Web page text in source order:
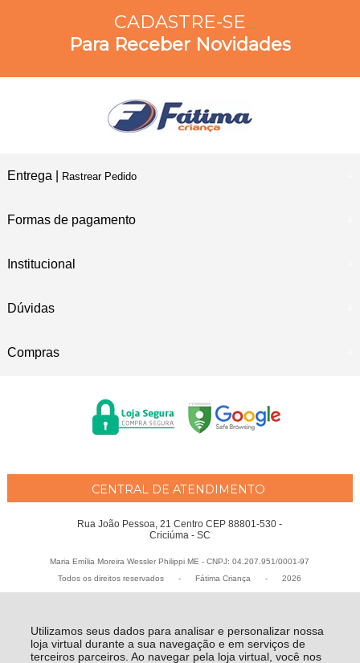
Utilizamos seus dados para analisar e personalizar nossa
loja virtual durante a sua navegação e em serviços de
terceiros parceiros. Ao navegar pela loja virtual, você nos
CADASTRE-SE
Para Receber Novidades
Entrega | Rastrear Pedido
Formas de pagamento
Institucional
Dúvidas
Compras
CENTRAL DE ATENDIMENTO
Rua João Pessoa, 21 Centro CEP 88801-530 -
Criciúma - SC
Maria Emília Moreira Wessler Philippi ME - CNPJ: 04.207.951/0001-97
Todos os direitos reservados
- Fátima Criança - 2026